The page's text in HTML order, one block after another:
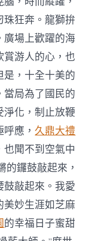
珠狂奔。龍獅拚
廣場上歡躍的海
賞游人的心，也
是，十全十美的
局為了國民的
化，制止放鞭
呼應，久鼎大禮
聞不到空氣中
的鑼鼓敲起來，
敲起來。我愛
美妙生涯如芝麻
的幸福日子蜜甜